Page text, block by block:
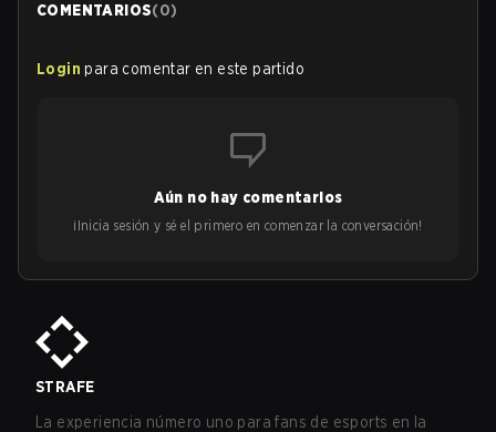
COMENTARIOS(0)
Login para comentar en este partido
Aún no hay comentarios
¡Inicia sesión y sé el primero en comenzar la conversación!
STRAFE
La experiencia número uno para fans de esports en la